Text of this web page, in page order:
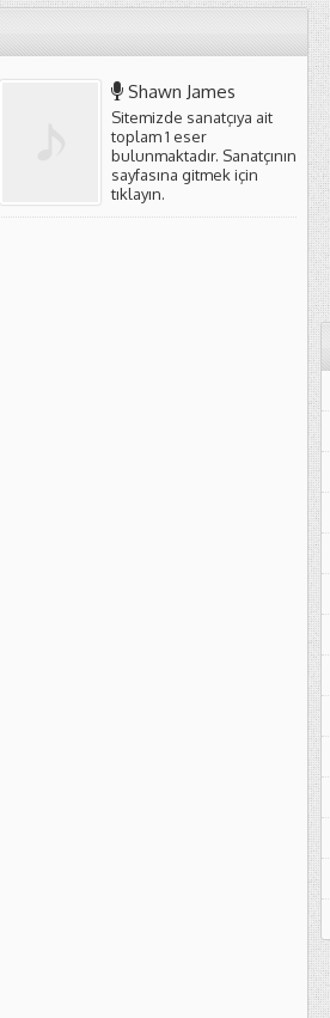
Shawn James
Sitemizde sanatçıya ait
toplam 1 eser
bulunmaktadır. Sanatçının
sayfasına gitmek için
tıklayın.